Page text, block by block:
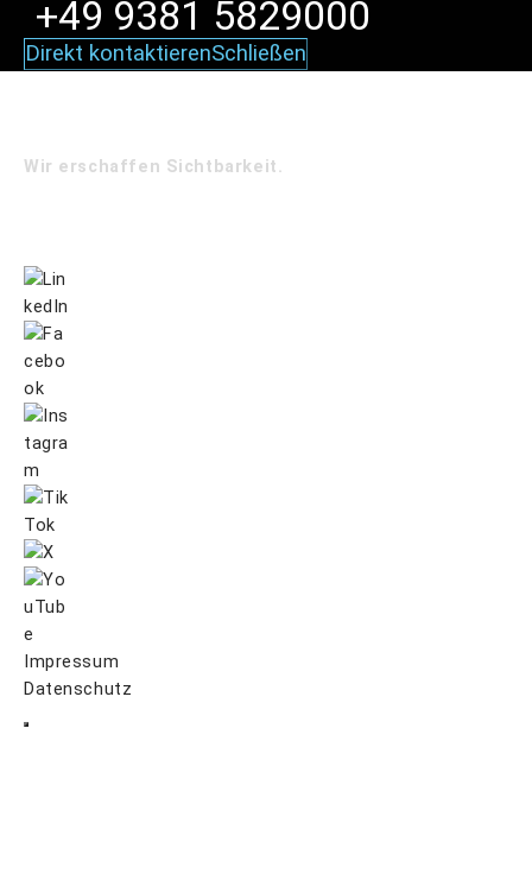
+49 9381 5829000
Direkt kontaktierenSchließen
Wir erschaffen Sichtbarkeit.
Impressum
Datenschutz